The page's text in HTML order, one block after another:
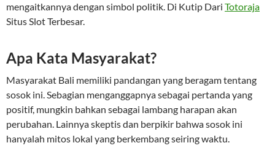
mengaitkannya dengan simbol politik. Di Kutip Dari Totoraja
Situs Slot Terbesar.
Apa Kata Masyarakat?
Masyarakat Bali memiliki pandangan yang beragam tentang
sosok ini. Sebagian menganggapnya sebagai pertanda yang
positif, mungkin bahkan sebagai lambang harapan akan
perubahan. Lainnya skeptis dan berpikir bahwa sosok ini
hanyalah mitos lokal yang berkembang seiring waktu.